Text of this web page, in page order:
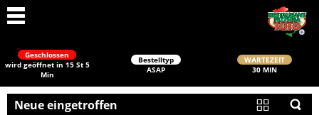
Geschlossen
wird geöffnet in 15 St 5
Min
Bestelltyp
ASAP
WARTEZEIT
30 MIN
Neue eingetroffen